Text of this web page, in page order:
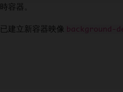
容器。
建立新容器映像 background-